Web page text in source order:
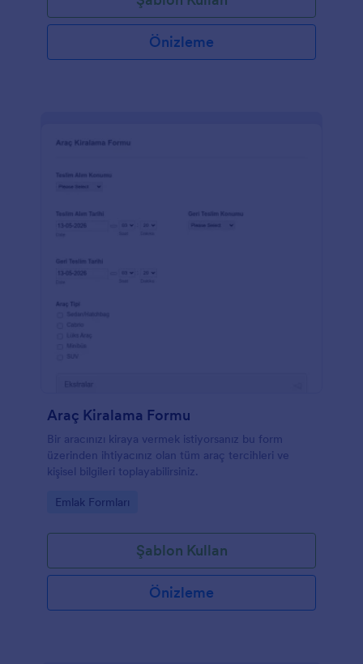
Önizleme
Araç Kiralama Formu
Bir aracınızı kiraya vermek istiyorsanız bu form
üzerinden ihtiyacınız olan tüm araç tercihleri ve
kişisel bilgileri toplayabilirsiniz.
Go to Category:
Emlak Formları
Şablon Kullan
Önizleme